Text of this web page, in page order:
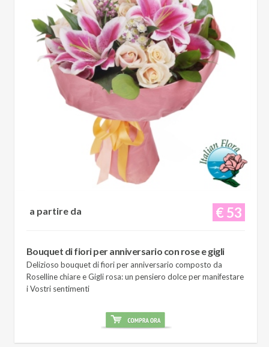
€ 53
a partire da
Bouquet di fiori per anniversario con rose e gigli
Delizioso bouquet di fiori per anniversario composto da
Roselline chiare e Gigli rosa: un pensiero dolce per manifestare
i Vostri sentimenti